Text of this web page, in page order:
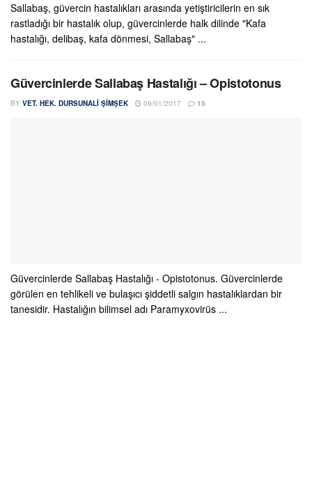
Sallabaş, güvercin hastalıkları arasında yetiştiricilerin en sık
rastladığı bir hastalık olup, güvercinlerde halk dilinde "Kafa
hastalığı, delibaş, kafa dönmesi, Sallabaş" ...
Güvercinlerde Sallabaş Hastalığı – Opistotonus
BY VET. HEK. DURSUNALI ŞIMŞEK 09/01/2017 15
Güvercinlerde Sallabaş Hastalığı - Opistotonus. Güvercinlerde
görülen en tehlikeli ve bulaşıcı şiddetli salgın hastalıklardan bir
tanesidir. Hastalığın bilimsel adı Paramyxovirüs ...